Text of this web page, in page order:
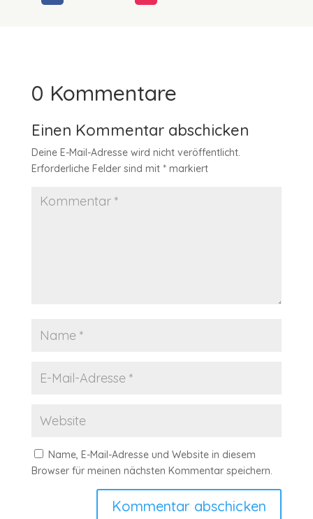
0 Kommentare
Einen Kommentar abschicken
Deine E-Mail-Adresse wird nicht veröffentlicht.
Erforderliche Felder sind mit *markiert
Name, E-Mail-Adresse und Website in diesem
Browser für meinen nächsten Kommentar speichern.
Kommentar abschicken